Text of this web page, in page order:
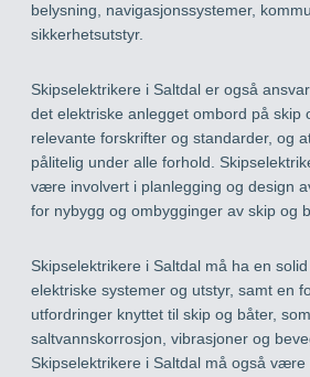
belysning, navigasjonssystemer,
sikkerhetsutstyr.
Skipselektrikere i Saltdal er også
det elektriske anlegget ombord på skip
relevante forskrifter og standarder, og
pålitelig under alle forhold.
være involvert i planlegging og design
for nybygg og ombygginger av skip og
Skipselektrikere i Saltdal må ha en
elektriske systemer og utstyr, samt en
utfordringer knyttet til skip og båter,
saltvannskorrosjon, vibrasjoner og
Skipselektrikere i Saltdal må også